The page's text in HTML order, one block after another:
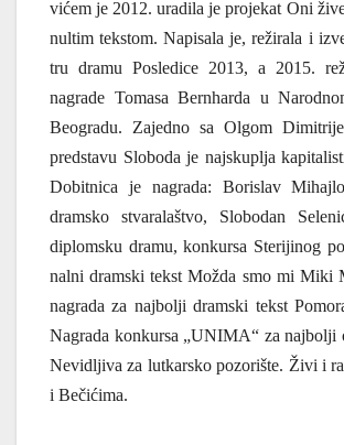
vi­ćem je 2012. ura­di­la je pro­je­kat Oni
nul­tim tek­stom. Napi­sa­la je, reži­ra­la i
tru dra­mu Posle­di­ce 2013, a 2015.
nagra­de Toma­sa Ber­nhar­da u
Beo­gra­du. Zajed­no sa Olgom
pred­sta­vu Slo­bo­da je naj­sku­plja
Dobit­ni­ca je nagra­da: Bori­slav
dram­sko stva­ra­la­štvo, Slo­bo­dan
diplom­sku dra­mu, kon­kur­sa Ste­ri­ji­nog
nal­ni dram­ski tekst Možda smo mi Miki
nagra­da za naj­bo­lji dram­ski tekst
Nagra­da kon­kur­sa „UNI­MA“ za naj­bo­lji
Nevi­dlji­va za lut­kar­sko pozo­ri­šte. Živi i
i Beči­ći­ma.